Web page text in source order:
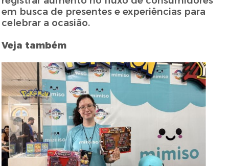
em busca de presentes e experiências para
celebrar a ocasião.
Veja também